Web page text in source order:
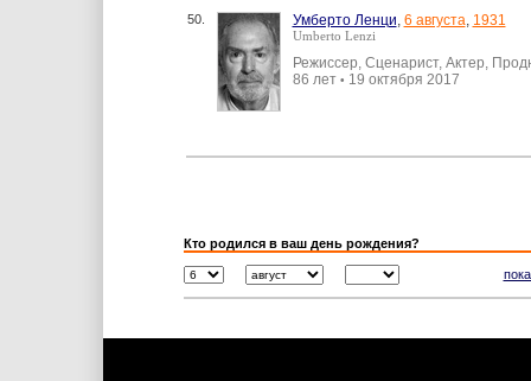
50. Умберто Ленци, 6 августа, 1931
Umberto Lenzi
Режиссер, Сценарист, Актер,
86 лет • 19 октября 2017
Кто родился в ваш день рождения?